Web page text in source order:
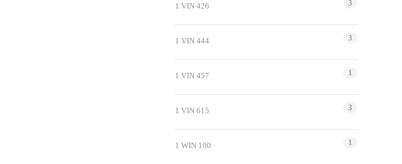
1 VIN 426 3
1 VIN 444 3
1 VIN 457 1
1 VIN 615 3
1 WIN 100 1